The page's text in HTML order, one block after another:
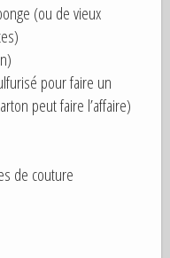
(ou de vieux
pour faire un
peut faire l’affaire)
de couture